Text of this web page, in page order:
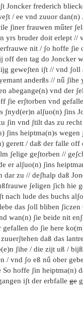
Joncker frederich
/ ee vnd zuuor
ʃiner frauwen műter
yrs bruder doit erlept //
nit / ʃo hoffe ʃie
off den tag do Joncker
geweʃten iʃt // vnd ʃoll
anderßs // nű ʃihe
abegange(n) vnd der
ʃie erʃtorben vnd
ʃnyd(er)n alʃuo(n) ʃins
ʃin vnd ʃtilt das zu recht
ʃins heiptma(n)s wegen
gerett / daß der falle off
ʃelige geʃtorben //
er alʃuo(n) ʃins
dar zu // deʃhalp daß
ʃeligen ʃich hie
nach lude des buchs
das ʃoll bliben ʃiczen
wan(n) ʃie beide nit
gefallen do ʃie here
daß das
ʃihe / die zijt uß /
/ vnd ʃo eß nű ober
hoffe ʃin heiptma(n)
iʃt der erbfalle ge